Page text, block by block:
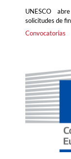
UNESCO
solicitudes de
Convocatorias